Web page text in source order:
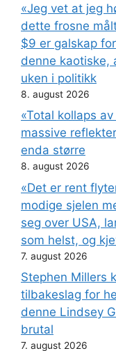
«Jeg vet at jeg
dette frosne
$9 er galskap
denne kaotiske,
uken i politikk
8. august 2026
«Total kollaps
massive
enda større
8. august 2026
«Det er rent
modige sjelen
seg over USA,
som helst, og
7. august 2026
Stephen Millers
tilbakeslag for
denne Lindsey
brutal
7. august 2026